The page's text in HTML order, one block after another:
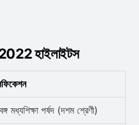
2022 হাইলাইটস
মধ্যশিক্ষা পর্ষদ (দশম শ্রেণী)